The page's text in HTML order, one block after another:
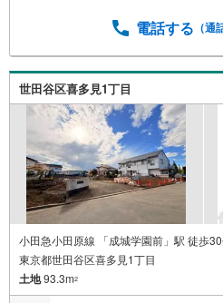
お電話でのお問い合わせが
ポイントがもらえる「
ーン」の対象になります。
する」ボタンからお問い合
APAN IDでログインしてく
金と譲渡はできません。”
電話する （通
世田谷区喜多見1丁目
小田急小田原線 「成城学園前」駅 徒歩
東京都世田谷区喜多見1丁目
土地93.3m2